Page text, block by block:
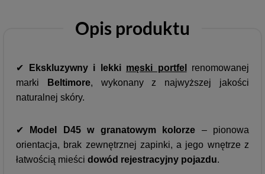
Opis produktu
✔ Ekskluzywny i lekki męski portfel
renomowanej
marki
Beltimore, wykonany z najwyższej jakości
naturalnej skóry.
✔ Model D45 w granatowym kolorze – pionowa
orientacja, brak zewnętrznej zapinki, a jego wnętrze z
łatwością mieści dowód rejestracyjny pojazdu.